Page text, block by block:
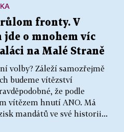
fronty. V
jde o mnohem víc
na Malé Straně
volby? Záleží samozřejmě
budeme vítězství
že podle
vítězem hnutí ANO. Má
mandátů ve své historii...